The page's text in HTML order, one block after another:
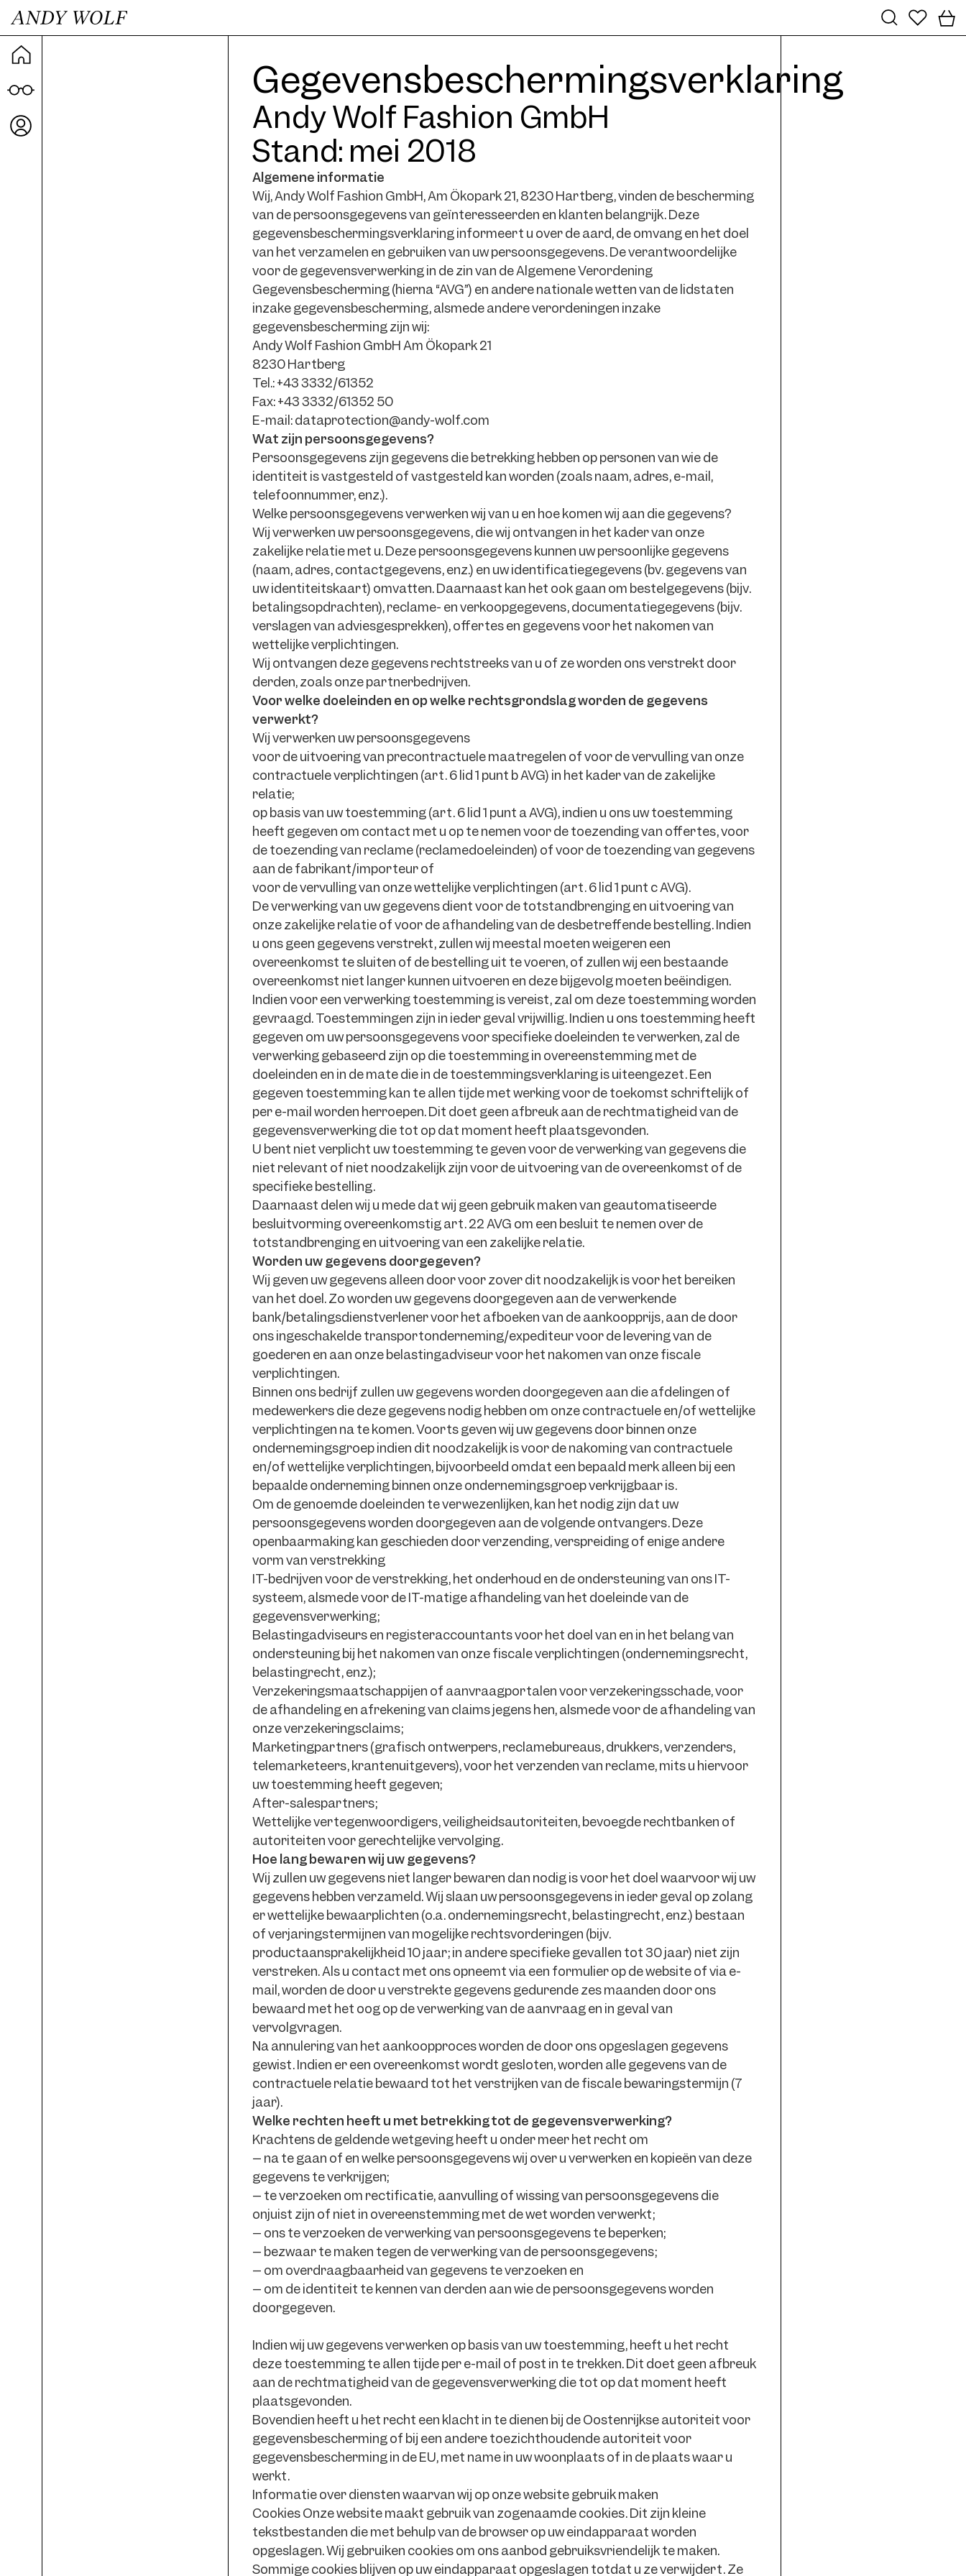
Gegevensbeschermingsverklaring
Andy Wolf Fashion GmbH
Stand: mei 2018
Algemene informatie
Wij, Andy Wolf Fashion GmbH, Am Ökopark 21, 8230 Hartberg, vinden de bescherming
van de persoonsgegevens van geïnteresseerden en klanten belangrijk. Deze
gegevensbeschermingsverklaring informeert u over de aard, de omvang en het doel
van het verzamelen en gebruiken van uw persoonsgegevens. De verantwoordelijke
voor de gegevensverwerking in de zin van de Algemene Verordening
Gegevensbescherming (hierna “AVG”) en andere nationale wetten van de lidstaten
inzake gegevensbescherming, alsmede andere verordeningen inzake
gegevensbescherming zijn wij:
Andy Wolf Fashion GmbH Am Ökopark 21
8230 Hartberg
Tel.: +43 3332/61352
Fax: +43 3332/61352 50
E-mail: dataprotection@andy-wolf.com
Wat zijn persoonsgegevens?
Persoonsgegevens zijn gegevens die betrekking hebben op personen van wie de
identiteit is vastgesteld of vastgesteld kan worden (zoals naam, adres, e-mail,
telefoonnummer, enz.).
Welke persoonsgegevens verwerken wij van u en hoe komen wij aan die gegevens?
Wij verwerken uw persoonsgegevens, die wij ontvangen in het kader van onze
zakelijke relatie met u. Deze persoonsgegevens kunnen uw persoonlijke gegevens
(naam, adres, contactgegevens, enz.) en uw identificatiegegevens (bv. gegevens van
uw identiteitskaart) omvatten. Daarnaast kan het ook gaan om bestelgegevens (bijv.
betalingsopdrachten), reclame- en verkoopgegevens, documentatiegegevens (bijv.
verslagen van adviesgesprekken), offertes en gegevens voor het nakomen van
wettelijke verplichtingen.
Wij ontvangen deze gegevens rechtstreeks van u of ze worden ons verstrekt door
derden, zoals onze partnerbedrijven.
Voor welke doeleinden en op welke rechtsgrondslag worden de gegevens
verwerkt?
Wij verwerken uw persoonsgegevens
voor de uitvoering van precontractuele maatregelen of voor de vervulling van onze
contractuele verplichtingen (art. 6 lid 1 punt b AVG) in het kader van de zakelijke
relatie;
op basis van uw toestemming (art. 6 lid 1 punt a AVG), indien u ons uw toestemming
heeft gegeven om contact met u op te nemen voor de toezending van offertes, voor
de toezending van reclame (reclamedoeleinden) of voor de toezending van gegevens
aan de fabrikant/importeur of
voor de vervulling van onze wettelijke verplichtingen (art. 6 lid 1 punt c AVG).
De verwerking van uw gegevens dient voor de totstandbrenging en uitvoering van
onze zakelijke relatie of voor de afhandeling van de desbetreffende bestelling. Indien
u ons geen gegevens verstrekt, zullen wij meestal moeten weigeren een
overeenkomst te sluiten of de bestelling uit te voeren, of zullen wij een bestaande
overeenkomst niet langer kunnen uitvoeren en deze bijgevolg moeten beëindigen.
Indien voor een verwerking toestemming is vereist, zal om deze toestemming worden
gevraagd. Toestemmingen zijn in ieder geval vrijwillig. Indien u ons toestemming heeft
gegeven om uw persoonsgegevens voor specifieke doeleinden te verwerken, zal de
verwerking gebaseerd zijn op die toestemming in overeenstemming met de
doeleinden en in de mate die in de toestemmingsverklaring is uiteengezet. Een
gegeven toestemming kan te allen tijde met werking voor de toekomst schriftelijk of
per e-mail worden herroepen. Dit doet geen afbreuk aan de rechtmatigheid van de
gegevensverwerking die tot op dat moment heeft plaatsgevonden.
U bent niet verplicht uw toestemming te geven voor de verwerking van gegevens die
niet relevant of niet noodzakelijk zijn voor de uitvoering van de overeenkomst of de
specifieke bestelling.
Daarnaast delen wij u mede dat wij geen gebruik maken van geautomatiseerde
besluitvorming overeenkomstig art. 22 AVG om een besluit te nemen over de
totstandbrenging en uitvoering van een zakelijke relatie.
Worden uw gegevens doorgegeven?
Wij geven uw gegevens alleen door voor zover dit noodzakelijk is voor het bereiken
van het doel. Zo worden uw gegevens doorgegeven aan de verwerkende
bank/betalingsdienstverlener voor het afboeken van de aankoopprijs, aan de door
ons ingeschakelde transportonderneming/expediteur voor de levering van de
goederen en aan onze belastingadviseur voor het nakomen van onze fiscale
verplichtingen.
Binnen ons bedrijf zullen uw gegevens worden doorgegeven aan die afdelingen of
medewerkers die deze gegevens nodig hebben om onze contractuele en/of wettelijke
verplichtingen na te komen. Voorts geven wij uw gegevens door binnen onze
ondernemingsgroep indien dit noodzakelijk is voor de nakoming van contractuele
en/of wettelijke verplichtingen, bijvoorbeeld omdat een bepaald merk alleen bij een
bepaalde onderneming binnen onze ondernemingsgroep verkrijgbaar is.
Om de genoemde doeleinden te verwezenlijken, kan het nodig zijn dat uw
persoonsgegevens worden doorgegeven aan de volgende ontvangers. Deze
openbaarmaking kan geschieden door verzending, verspreiding of enige andere
vorm van verstrekking
IT-bedrijven voor de verstrekking, het onderhoud en de ondersteuning van ons IT-
systeem, alsmede voor de IT-matige afhandeling van het doeleinde van de
gegevensverwerking;
Belastingadviseurs en registeraccountants voor het doel van en in het belang van
ondersteuning bij het nakomen van onze fiscale verplichtingen (ondernemingsrecht,
belastingrecht, enz.);
Verzekeringsmaatschappijen of aanvraagportalen voor verzekeringsschade, voor
de afhandeling en afrekening van claims jegens hen, alsmede voor de afhandeling van
onze verzekeringsclaims;
Marketingpartners (grafisch ontwerpers, reclamebureaus, drukkers, verzenders,
telemarketeers, krantenuitgevers), voor het verzenden van reclame, mits u hiervoor
uw toestemming heeft gegeven;
After-salespartners;
Wettelijke vertegenwoordigers, veiligheidsautoriteiten, bevoegde rechtbanken of
autoriteiten voor gerechtelijke vervolging.
Hoe lang bewaren wij uw gegevens?
Wij zullen uw gegevens niet langer bewaren dan nodig is voor het doel waarvoor wij uw
gegevens hebben verzameld. Wij slaan uw persoonsgegevens in ieder geval op zolang
er wettelijke bewaarplichten (o.a. ondernemingsrecht, belastingrecht, enz.) bestaan
of verjaringstermijnen van mogelijke rechtsvorderingen (bijv.
productaansprakelijkheid 10 jaar; in andere specifieke gevallen tot 30 jaar) niet zijn
verstreken. Als u contact met ons opneemt via een formulier op de website of via e-
mail, worden de door u verstrekte gegevens gedurende zes maanden door ons
bewaard met het oog op de verwerking van de aanvraag en in geval van
vervolgvragen.
Na annulering van het aankoopproces worden de door ons opgeslagen gegevens
gewist. Indien er een overeenkomst wordt gesloten, worden alle gegevens van de
contractuele relatie bewaard tot het verstrijken van de fiscale bewaringstermijn (7
jaar).
Welke rechten heeft u met betrekking tot de gegevensverwerking?
Krachtens de geldende wetgeving heeft u onder meer het recht om
– na te gaan of en welke persoonsgegevens wij over u verwerken en kopieën van deze
gegevens te verkrijgen;
– te verzoeken om rectificatie, aanvulling of wissing van persoonsgegevens die
onjuist zijn of niet in overeenstemming met de wet worden verwerkt;
– ons te verzoeken de verwerking van persoonsgegevens te beperken;
– bezwaar te maken tegen de verwerking van de persoonsgegevens;
– om overdraagbaarheid van gegevens te verzoeken en
– om de identiteit te kennen van derden aan wie de persoonsgegevens worden
doorgegeven.
Indien wij uw gegevens verwerken op basis van uw toestemming, heeft u het recht
deze toestemming te allen tijde per e-mail of post in te trekken. Dit doet geen afbreuk
aan de rechtmatigheid van de gegevensverwerking die tot op dat moment heeft
plaatsgevonden.
Bovendien heeft u het recht een klacht in te dienen bij de Oostenrijkse autoriteit voor
gegevensbescherming of bij een andere toezichthoudende autoriteit voor
gegevensbescherming in de EU, met name in uw woonplaats of in de plaats waar u
werkt.
Informatie over diensten waarvan wij op onze website gebruik maken
Cookies Onze website maakt gebruik van zogenaamde cookies. Dit zijn kleine
tekstbestanden die met behulp van de browser op uw eindapparaat worden
opgeslagen. Wij gebruiken cookies om ons aanbod gebruiksvriendelijk te maken.
Sommige cookies blijven op uw eindapparaat opgeslagen totdat u ze verwijdert. Ze